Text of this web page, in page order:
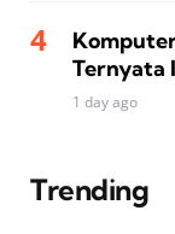
Ternyata
1 day ago
Trending